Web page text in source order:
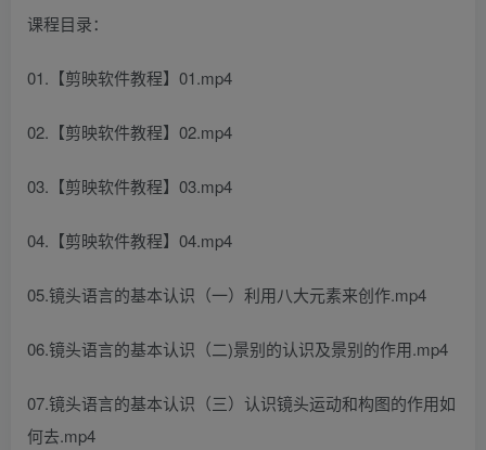
课程目录：
01.【剪映软件教程】01.mp4
02.【剪映软件教程】02.mp4
03.【剪映软件教程】03.mp4
04.【剪映软件教程】04.mp4
05.镜头语言的基本认识（一）利用八大元素来创作.mp4
06.镜头语言的基本认识（二)景别的认识及景别的作用.mp4
07.镜头语言的基本认识（三）认识镜头运动和构图的作用如
何去.mp4